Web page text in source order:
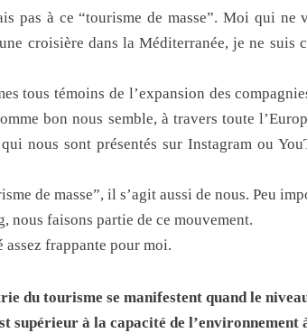
pas à ce “tourisme de masse”. Moi qui ne
croisière dans la Méditerranée, je ne suis
tous témoins de l’expansion des
bon nous semble, à travers toute
nous sont présentés sur Instagram ou
de masse”, il s’agit aussi de nous. Peu
nous faisons partie de ce mouvement.
assez frappante pour moi.
du tourisme se manifestent quand le
supérieur à la capacité de l’environnement